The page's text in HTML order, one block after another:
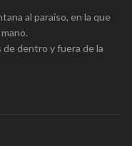
al paraíso, en la que
dentro y fuera de la